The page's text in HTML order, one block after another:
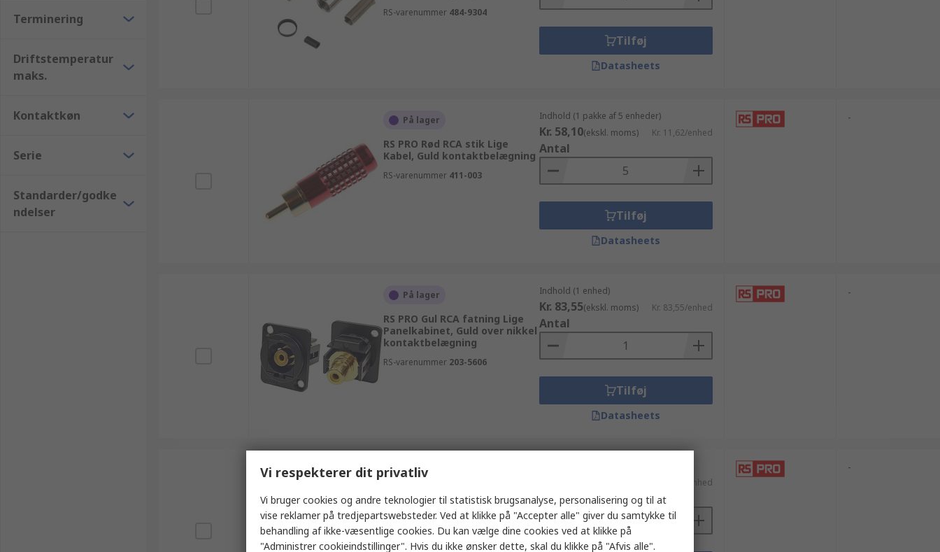
Terminering
Driftstemperatur
maks.
Kontaktkøn
Serie
Standarder/godke
ndelser
RS-varenummer 484-9304
Tilføj
Datasheets
På lager
RS PRO Rød RCA stik Lige
Kabel, Guld kontaktbelægning
RS-varenummer 411-003
Indhold (1 pakke af 5 enheder)
Kr. 58,10(ekskl. moms) Kr. 11,62/enhed
Antal
Tilføj
Datasheets
-
På lager
RS PRO Gul RCA fatning Lige
Panelkabinet, Guld over nikkel
kontaktbelægning
RS-varenummer 203-5606
Indhold (1 enhed)
Kr. 83,55(ekskl. moms) Kr. 83,55/enhed
Antal
Tilføj
Datasheets
-
På lager
RS PRO Sort RCA fatning Lige
Kabel, Forniklet
kontaktbelægning
RS-varenummer810-4602
Kr. 5,928/enhed
Antal
-
Vi respekterer dit privatliv
Vi bruger cookies og andre teknologier til statistisk brugsanalyse, personalisering og til at
vise reklamer på tredjepartswebsteder. Ved at klikke på "Accepter alle" giver du samtykke til
behandling af ikke-væsentlige cookies. Du kan vælge dine cookies ved at klikke på
"Administrer cookieindstillinger". Hvis du ikke ønsker dette, skal du klikke på "Afvis alle".